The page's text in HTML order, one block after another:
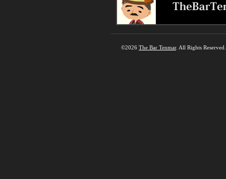
©2026 The Bar Tenmar. All Rights Reserved.